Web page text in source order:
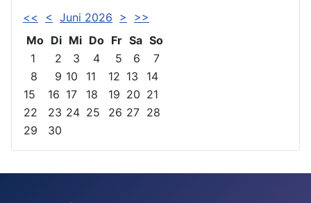
<< < Juni 2026 >
>>
Mo Di Mi Do Fr Sa So
1
2 3 4 5 6
7
8
9 10 11 12 13
14
15
16 17 18 19 20 21
22
23 24 25 26 27 28
29
30